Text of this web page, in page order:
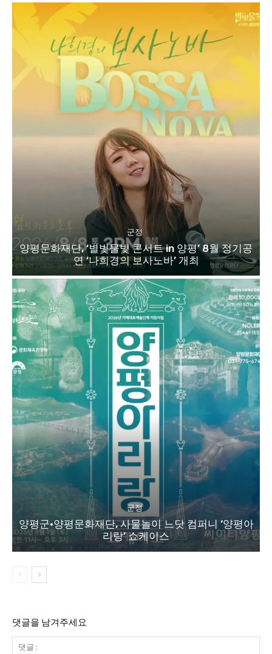
군정
양평문화재단, ‘별빛물빛 콘서트 in 양평’ 8월 정기공
연 ‘나희경의 보사노바’ 개최
군정
양평군·양평문화재단, 사물놀이 느닷 컴퍼니 ‘양평아
리랑’ 쇼케이스
댓글을 남겨주세요